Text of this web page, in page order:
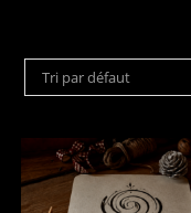
Tri par défaut